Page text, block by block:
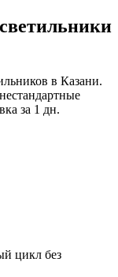
в Казани.
за 1 дн.
цикл без